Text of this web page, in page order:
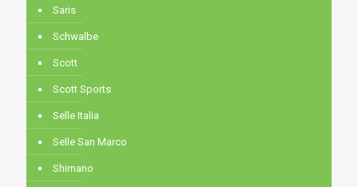
Saris
Schwalbe
Scott
Scott Sports
Selle Italia
Selle San Marco
Shimano